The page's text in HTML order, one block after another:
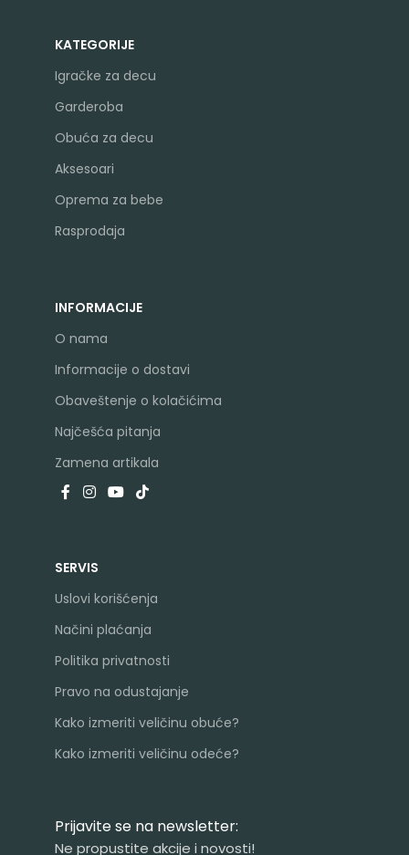
KATEGORIJE
Igračke za decu
Garderoba
Obuća za decu
Aksesoari
Oprema za bebe
Rasprodaja
INFORMACIJE
O nama
Informacije o dostavi
Obaveštenje o kolačićima
Najčešća pitanja
Zamena artikala
SERVIS
Uslovi korišćenja
Načini plaćanja
Politika privatnosti
Pravo na odustajanje
Kako izmeriti veličinu obuće?
Kako izmeriti veličinu odeće?
Prijavite se na newsletter:
Ne propustite akcije i novosti!